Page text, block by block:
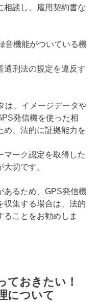
相談し、雇用契約書な
音機能がついている機
通刑法の規定を違反す
は、イメージデータや
発信機を使った相
め、法的に証拠能力を
マーク認定を取得した
切です。
あるため、GPS発信機
収集する場合は、法的
ことをお勧めしま
ておきたい！
について